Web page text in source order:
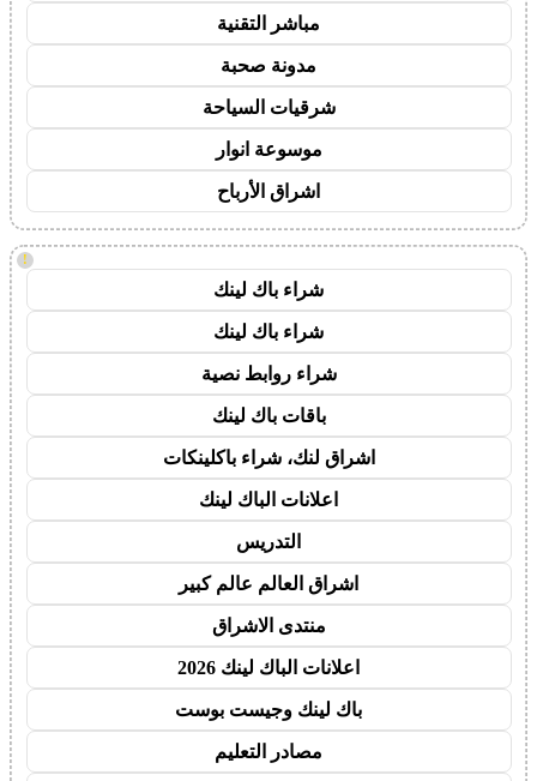
مباشر التقنية
مدونة صحبة
شرقيات السياحة
موسوعة انوار
اشراق الأرباح
!
شراء باك لينك
شراء باك لينك
شراء روابط نصية
باقات باك لينك
اشراق لنك، شراء باكلينكات
اعلانات الباك لينك
التدريس
اشراق العالم عالم كبير
منتدى الاشراق
اعلانات الباك لينك 2026
باك لينك وجيست بوست
مصادر التعليم